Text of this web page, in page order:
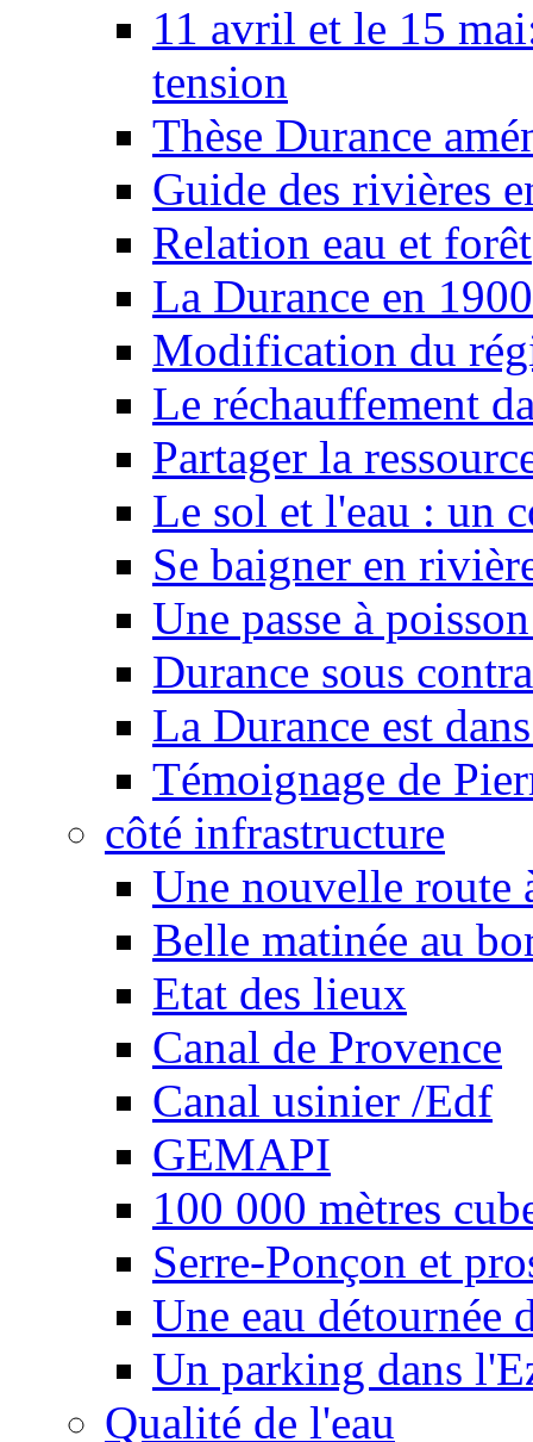
11 avril et le 15
tension
Thèse Durance
Guide des rivières
Relation eau et forêt
La Durance en 1900
Modification du
Le réchauffement
Partager la
Le sol et l'eau : un
Se baigner en
Une passe à
Durance sous
La Durance est
Témoignage de
côté infrastructure
Une nouvelle route
Belle matinée au
Etat des lieux
Canal de Provence
Canal usinier /Edf
GEMAPI
100 000 mètres
Serre-Ponçon et
Une eau détournée
Un parking dans
Qualité de l'eau